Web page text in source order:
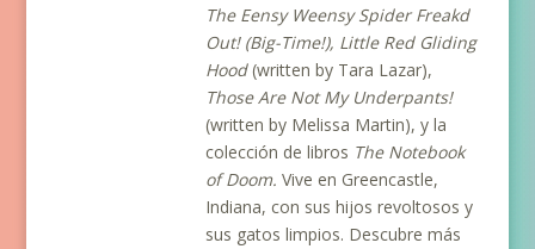
The Eensy Weensy Spider Freakd
Out! (Big-Time!), Little Red Gliding
Hood(written by Tara Lazar),
Those Are Not My Underpants!
(written by Melissa Martin), y la
colección de libros The Notebook
of Doom. Vive en Greencastle,
Indiana, con sus hijos revoltosos y
sus gatos limpios. Descubre más